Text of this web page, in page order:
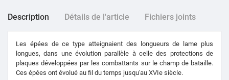
Description Détails de l'article Fichiers joints
Les épées de ce type atteignaient des longueurs de lame plus
longues, dans une évolution parallèle à celle des protections de
plaques développées par les combattants sur le champ de bataille.
Ces épées ont évolué au fil du temps jusqu'au XVIe siècle.